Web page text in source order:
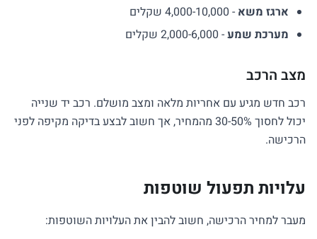
ארגז משא - 4,000-10,000 שקלים
מערכת שמע- 2,000-6,000 שקלים
מצב הרכב
רכב חדש מגיע עם אחריות מלאה ומצב מושלם. רכב יד שנייה
יכול לחסוך 30-50% מהמחיר, אך חשוב לבצע בדיקה מקיפה לפני
הרכישה.
עלויות תפעול שוטפות
מעבר למחיר הרכישה, חשוב להבין את העלויות השוטפות: